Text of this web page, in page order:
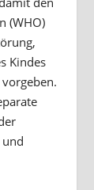
(WHO)
Kindes